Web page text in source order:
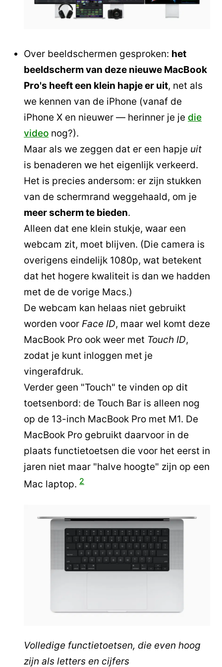
Over beeldschermen gesproken: het
beeldscherm van deze nieuwe MacBook
Pro's heeft een klein hapje er uit, net als
we kennen van de iPhone (vanaf de
iPhone X en nieuwer — herinner je je die
video nog?).
Maar als we zeggen dat er een hapje uit
is benaderen we het eigenlijk verkeerd.
Het is precies andersom: er zijn stukken
van de schermrand weggehaald, om je
meer scherm te bieden.
Alleen dat ene klein stukje, waar een
webcam zit, moet blijven. (Die camera is
overigens eindelijk 1080p, wat betekent
dat het hogere kwaliteit is dan we hadden
met de de vorige Macs.)
De webcam kan helaas niet gebruikt
worden voor Face ID, maar wel komt deze
MacBook Pro ook weer met Touch ID,
zodat je kunt inloggen met je
vingerafdruk.
Verder geen "Touch" te vinden op dit
toetsenbord: de Touch Bar is alleen nog
op de 13-inch MacBook Pro met M1. De
MacBook Pro gebruikt daarvoor in de
plaats functietoetsen die voor het eerst in
jaren niet maar "halve hoogte" zijn op een
Mac laptop. 2
Volledige functietoetsen, die even hoog
zijn als letters en cijfers